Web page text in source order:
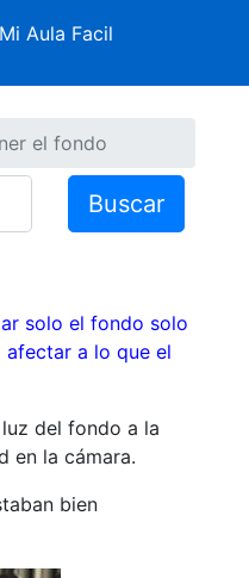
Mi Aula Facil
el fondo
Buscar
solo el fondo solo
a lo que el
del fondo a la
en la cámara.
bien